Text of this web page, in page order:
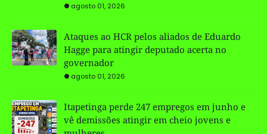
agosto 01, 2026
Ataques ao HCR pelos aliados de Eduardo
Hagge para atingir deputado acerta no
governador
agosto 01, 2026
Itapetinga perde 247 empregos em junho e
vê demissões atingir em cheio jovens e